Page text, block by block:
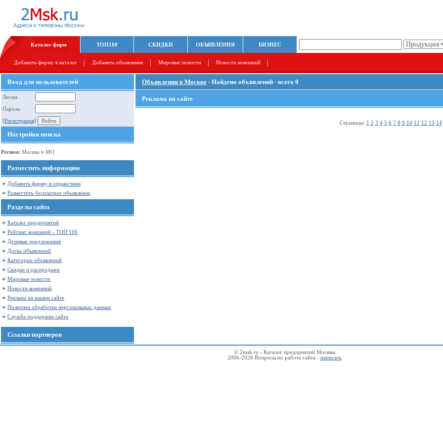
Каталог фирм ТОП100 СКИДКИ ОБЪЯВЛЕНИЯ БИЗНЕС
Добавить фирму в каталог Добавить объявление Мировые новости Новости компаний
Вход для пользователей
Логин:
Пароль:
[Регистрация]
Настройки поиска
Регион: Москва и МО
Разместить информацию
Добавить фирму в справочник
Разместить бесплатное объявление
Разделы сайта
Каталог предприятий
Рейтинг компаний - ТОП 100
Деловые предложения
Доска объявлений
Категории объявлений
Скидки и распродажи
Мировые новости
Новости компаний
Реклама на нашем сайте
Политика обработки персональных данных
Служба поддержки сайта
Ссылки партнеров
Объявления в Москве - Найдено объявлений - всего 0
Реклама на сайте
Страницы: 1 2 3 4 5 6 7 8 9 10 11 12 13 14
© 2msk.ru - Каталог предприятий Москвы
2006-2026 Вопросы по работе сайта - написать